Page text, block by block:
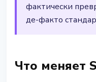
фактически
де-факто
Что меняет